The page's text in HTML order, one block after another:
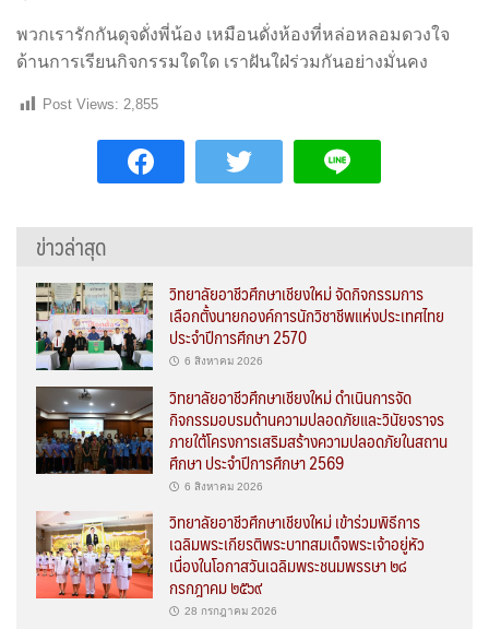
พวกเรารักกันดุจดั่งพี่น้อง เหมือนดั่งห้องที่หล่อหลอมดวงใจ
ด้านการเรียนกิจกรรมใดใด เราฝันใฝ่ร่วมกันอย่างมั่นคง
Post Views: 2,855
ข่าวล่าสุด
วิทยาลัยอาชีวศึกษาเชียงใหม่ จัดกิจกรรมการ
เลือกตั้งนายกองค์การนักวิชาชีพแห่งประเทศไทย
ประจำปีการศึกษา 2570
6 สิงหาคม 2026
วิทยาลัยอาชีวศึกษาเชียงใหม่ ดำเนินการจัด
กิจกรรมอบรมด้านความปลอดภัยและวินัยจราจร
ภายใต้โครงการเสริมสร้างความปลอดภัยในสถาน
ศึกษา ประจำปีการศึกษา 2569
6 สิงหาคม 2026
วิทยาลัยอาชีวศึกษาเชียงใหม่ เข้าร่วมพิธีการ
เฉลิมพระเกียรติพระบาทสมเด็จพระเจ้าอยู่หัว
เนื่องในโอกาสวันเฉลิมพระชนมพรรษา ๒๘
กรกฎาคม ๒๕๖๙
28 กรกฎาคม 2026